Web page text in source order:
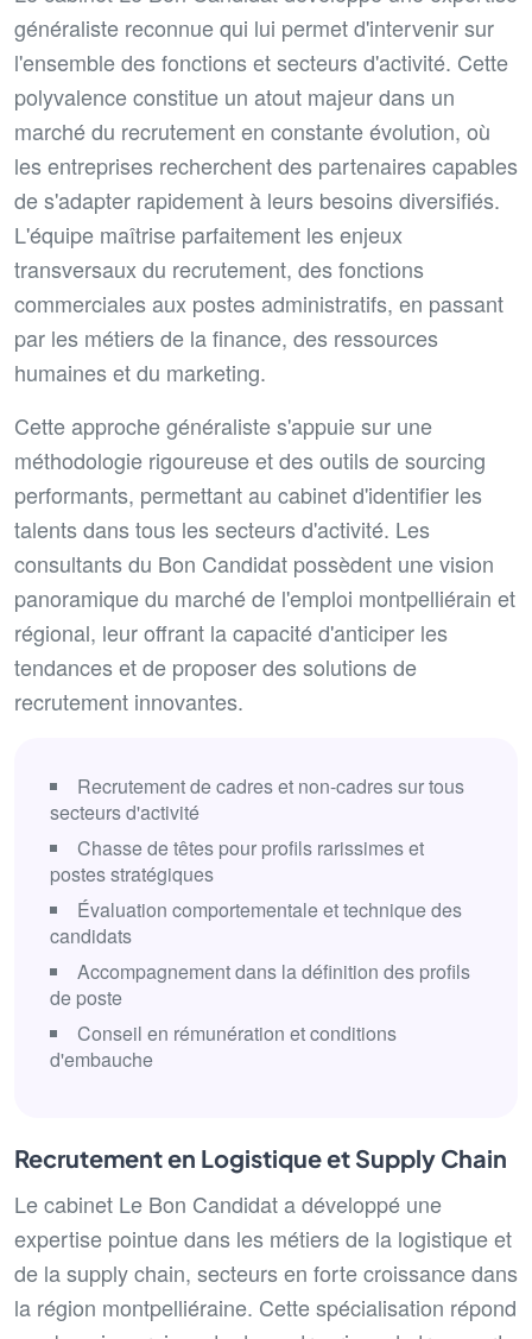
généraliste reconnue qui lui permet d'intervenir sur
l'ensemble des fonctions et secteurs d'activité. Cette
polyvalence constitue un atout majeur dans un
marché du recrutement en constante évolution, où
les entreprises recherchent des partenaires capables
de s'adapter rapidement à leurs besoins diversifiés.
L'équipe maîtrise parfaitement les enjeux
transversaux du recrutement, des fonctions
commerciales aux postes administratifs, en passant
par les métiers de la finance, des ressources
humaines et du marketing.
Cette approche généraliste s'appuie sur une
méthodologie rigoureuse et des outils de sourcing
performants, permettant au cabinet d'identifier les
talents dans tous les secteurs d'activité. Les
consultants du Bon Candidat possèdent une vision
panoramique du marché de l'emploi montpelliérain et
régional, leur offrant la capacité d'anticiper les
tendances et de proposer des solutions de
recrutement innovantes.
Recrutement de cadres et non-cadres sur tous
secteurs d'activité
Chasse de têtes pour profils rarissimes et
postes stratégiques
Évaluation comportementale et technique des
candidats
Accompagnement dans la définition des profils
de poste
Conseil en rémunération et conditions
d'embauche
Recrutement en Logistique et Supply Chain
Le cabinet Le Bon Candidat a développé une
expertise pointue dans les métiers de la logistique et
de la supply chain, secteurs en forte croissance dans
la région montpelliéraine. Cette spécialisation répond